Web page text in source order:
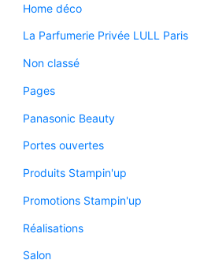
Home déco
La Parfumerie Privée LULL Paris
Non classé
Pages
Panasonic Beauty
Portes ouvertes
Produits Stampin'up
Promotions Stampin'up
Réalisations
Salon